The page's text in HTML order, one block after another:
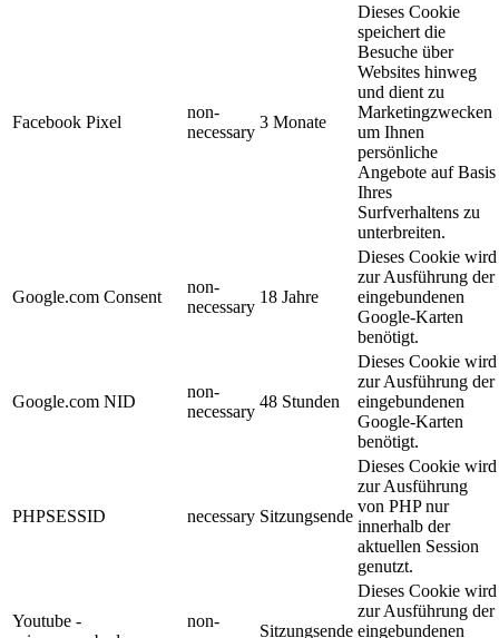
Facebook Pixel
non-
necessary
3 Monate
Dieses Cookie
speichert die
Besuche über
Websites hinweg
und dient zu
Marketingzwecken
um Ihnen
persönliche
Angebote auf Basis
Ihres
Surfverhaltens zu
unterbreiten.
Google.com Consent
non-
necessary
18 Jahre
Dieses Cookie wird
zur Ausführung der
eingebundenen
Google-Karten
benötigt.
Google.com NID
non-
necessary
48 Stunden
Dieses Cookie wird
zur Ausführung der
eingebundenen
Google-Karten
benötigt.
PHPSESSID necessary Sitzungsende
Dieses Cookie wird
zur Ausführung
von PHP nur
innerhalb der
aktuellen Session
genutzt.
Youtube -
non-
Sitzungsende
Dieses Cookie wird
zur Ausführung der
eingebundenen